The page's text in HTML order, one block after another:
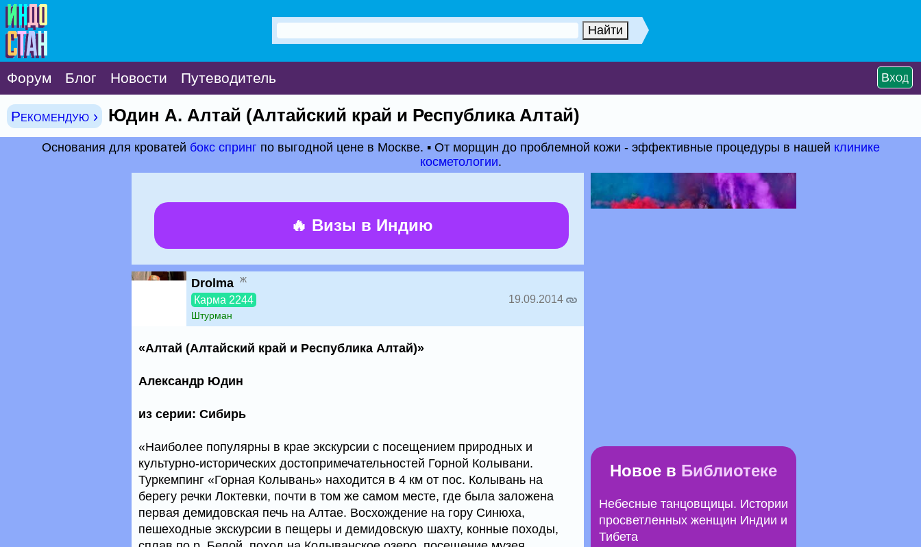
Форум Блог Новости Путеводитель Вход
Рекомендую › Юдин А. Алтай (Алтайский край и Республика Алтай)
Основания для кроватей бокс спринг по выгодной цене в Москве. ▪ От морщин до проблемной кожи - эффективные процедуры в нашей клинике
косметологии.
🔥 Визы в Индию
Drolma ж
Карма 2244
Штурман
19.09.2014
«Алтай (Алтайский край и Республика Алтай)»
Александр Юдин
из серии: Сибирь
«Наиболее популярны в крае экскурсии с посещением природных и
культурно-исторических достопримечательностей Горной Колывани.
Туркемпинг «Горная Колывань» находится в 4 км от пос. Колывань на
берегу речки Локтевки, почти в том же самом месте, где была заложена
первая демидовская печь на Алтае. Восхождение на гору Синюха,
пешеходные экскурсии в пещеры и демидовскую шахту, конные походы,
Новое в Библиотеке
Небесные танцовщицы. Истории
просветленных женщин Индии и
Тибета